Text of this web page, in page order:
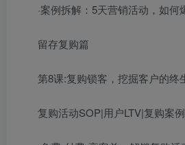
·案例拆解：5天营销活动，如何
留存复购篇
第8课:复购锁客，挖掘客户的终
复购活动SOP|用户LTV|复购案